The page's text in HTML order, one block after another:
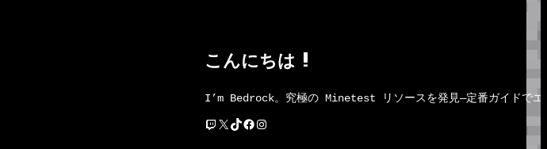
こんにちは !
I’m Bedrock。究極の Minetest リソースを発見―定番ガイドでエ
Twitch X TikTok Facebook Instagram